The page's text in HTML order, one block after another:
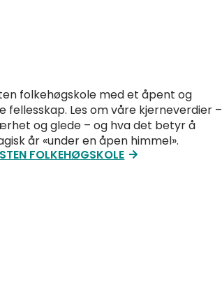
folkehøgskole med et åpent og
fellesskap. Les om våre kjerneverdier –
og glede – og hva det betyr å
år «under en åpen himmel».
FOLKEHØGSKOLE